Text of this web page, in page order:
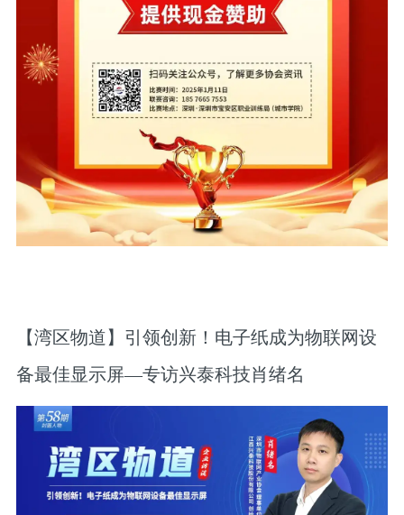
【湾区物道】引领创新！电子纸成为物联网设
备最佳显示屏—专访兴泰科技肖绪名